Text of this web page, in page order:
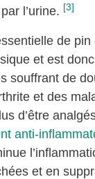
l’urine. [3]
de
et est
souffrant de
et des
d’être
anti-
et en